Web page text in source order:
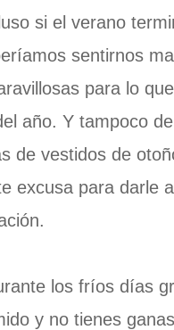
si el verano
sentirnos
para lo
año. Y tampoco
de vestidos de
excusa para darle
los fríos días
y no tienes